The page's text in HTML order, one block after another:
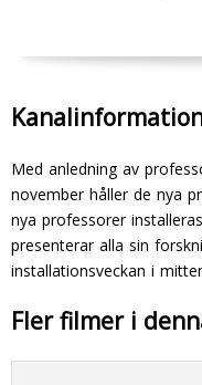
Med anledning av
november håller de nya
nya professorer
presenterar alla sin
installationsveckan i
Fler filmer i